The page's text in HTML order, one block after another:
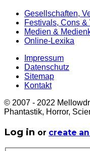
Gesellschaften,
Festivals, Cons
Medien &
Online-Lexika
Impressum
Datenschutz
Sitemap
Kontakt
© 2007 - 2022
Phantastik, Horror,
Log in or create